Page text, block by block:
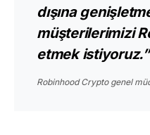
dışına
müşterilerimizi
etmek istiyoruz.”
Robinhood Crypto genel